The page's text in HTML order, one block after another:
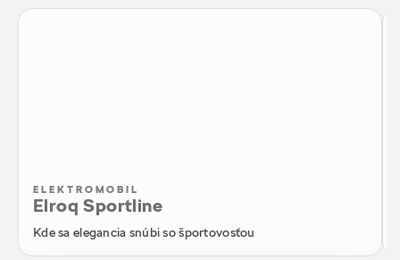
ELEKTROMOBIL
Elroq Sportline
Kde sa elegancia snúbi so športovosťou